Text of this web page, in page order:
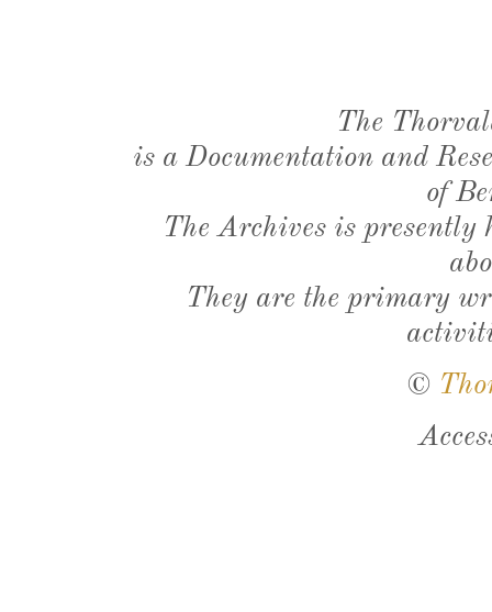
The
is a Documentation and
of
The Archives is presently
They are the primary
©